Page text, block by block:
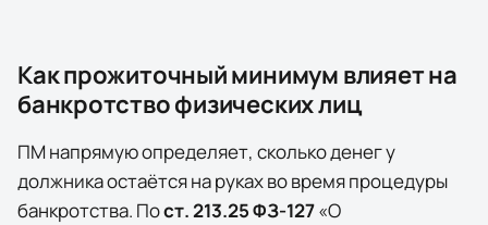
Как прожиточный минимум влияет на
банкротство физических лиц
ПМ напрямую определяет, сколько денег у
должника остаётся на руках во время процедуры
банкротства. Пост. 213.25 ФЗ-127«О